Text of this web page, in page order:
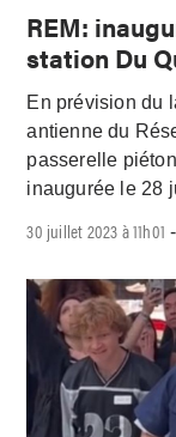
REM:
station Du
En prévision du
antienne du
passerelle
inaugurée le 28
30 juillet 2023 à 11h01